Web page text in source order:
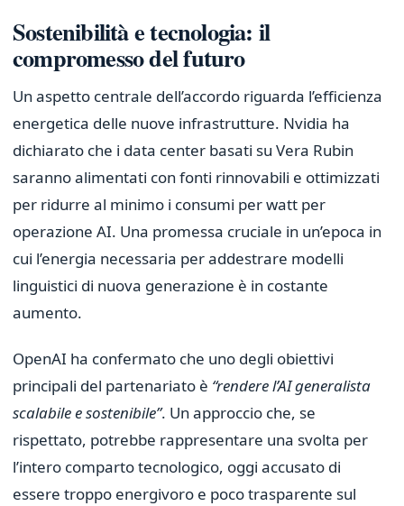
Sostenibilità e tecnologia: il
compromesso del futuro
Un aspetto centrale dell’accordo riguarda l’efficienza
energetica delle nuove infrastrutture. Nvidia ha
dichiarato che i data center basati su Vera Rubin
saranno alimentati con fonti rinnovabili e ottimizzati
per ridurre al minimo i consumi per watt per
operazione AI. Una promessa cruciale in un’epoca in
cui l’energia necessaria per addestrare modelli
linguistici di nuova generazione è in costante
aumento.
OpenAI ha confermato che uno degli obiettivi
principali del partenariato è “rendere l’AI generalista
scalabile e sostenibile”. Un approccio che, se
rispettato, potrebbe rappresentare una svolta per
l’intero comparto tecnologico, oggi accusato di
essere troppo energivoro e poco trasparente sul